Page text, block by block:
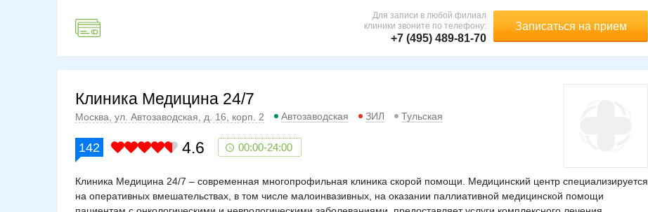
Записаться на прием
Для записи в любой филиал
клиники звоните по телефону:
+7 (495) 489-81-70
Клиника Медицина 24/7
Москва, ул. Автозаводская, д. 16, корп. 2 Автозаводская ЗИЛ Тульская
142 4.6 00:00-24:00
Клиника Медицина 24/7 – современная многопрофильная клиника скорой помощи. Медицинский центр специализируется
на оперативных вмешательствах, в том числе малоинвазивных, на оказании паллиативной медицинской помощи